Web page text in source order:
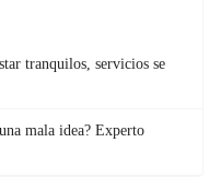
tranquilos, servicios se
mala idea? Experto